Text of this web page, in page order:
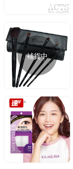
補貨中